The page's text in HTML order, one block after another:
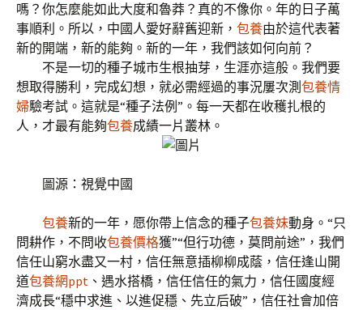
嗎？你怎麼能如此大度和魯莽？真的不像你。年的日子萬
事順利。所以，中國人愛好辭舊迎新， 包養由於這代表著
新的開端，新的能夠。新的一年，我們該如何向前？
不是一切的種子城市生根抽芽，生涯亦這般。我們要
想取得勝利，完成幻想，就必需經過的事況屢次測 包養情
婦驗考試。這就是“種子法例”。每一天都在收穫扎根的
人，才最有能夠包養成績一片叢林。
圖源：視覺中國
包養新的一年，愿你帶上信念的種子包養妹動身。“只
問耕作，不問收包養價格獲”“但行功德，莫問前途”，我們
信任山窮水盡又一村，信任無意插柳柳成蔭，信任逢山開
道包養網ppt 、遇水搭橋，信任信任的氣力，信任國度經
濟成長“穩中求進、以進促穩、先立后破”，信任社會加倍